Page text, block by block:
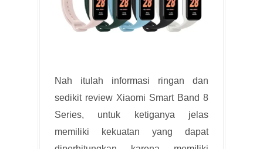
Nah itulah informasi ringan dan
sedikit review Xiaomi Smart Band 8
Series, untuk ketiganya jelas
memiliki kekuatan yang dapat